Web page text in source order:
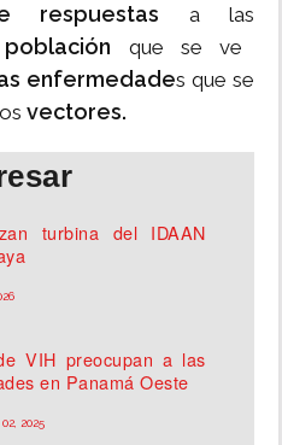
respuestas a las
que se ve
enfermedades que se
vectores.
turbina del IDAAN
VIH preocupan a las
en Panamá Oeste
2025